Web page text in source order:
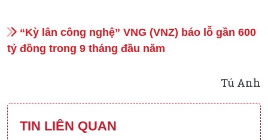
“Kỳ lân công nghệ” VNG (VNZ) báo lỗ gần 600
tỷ đồng trong 9 tháng đầu năm
Tú Anh
TIN LIÊN QUAN